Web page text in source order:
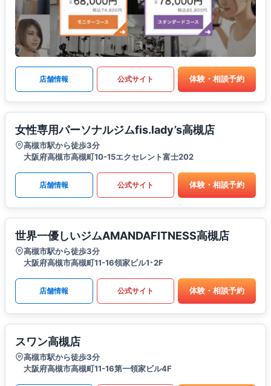
店舗情報 公式サイト 体験・相談予約
女性専用パーソナルジムfis.lady’s高槻店
高槻市駅から徒歩3分
大阪府高槻市高槻町10-15エクセレント富士202
店舗情報 公式サイト 体験・相談予約
世界一優しいジムAMANDAFITNESS高槻店
高槻市駅から徒歩3分
大阪府高槻市高槻町11-16領家ビル1･2F
店舗情報 公式サイト 体験・相談予約
スワン高槻店
高槻市駅から徒歩3分
大阪府高槻市高槻町11-16第一領家ビル4F